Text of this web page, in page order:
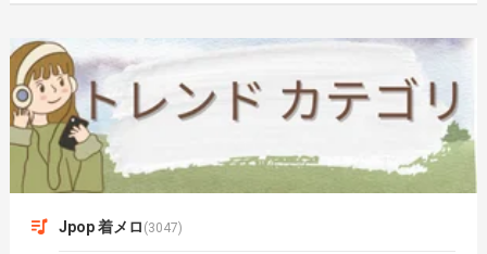
Jpop 着メロ (3047)